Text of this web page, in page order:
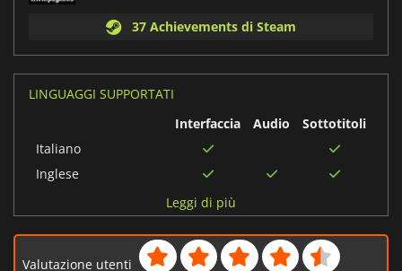
37 Achievements di Steam
LINGUAGGI SUPPORTATI
Interfaccia
Audio
Sottotitoli
Italiano
Inglese
brasiliano
Cinese tradizionale
Leggi di più
Valutazione utenti